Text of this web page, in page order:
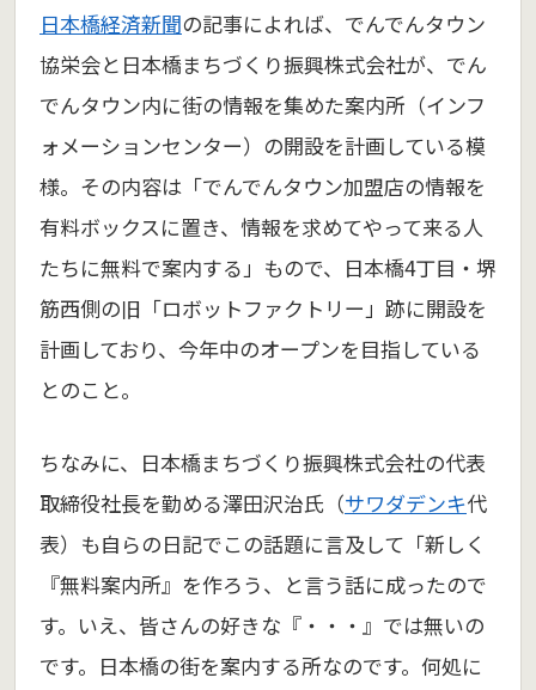
日本橋経済新聞の記事によれば、でんでんタウン
協栄会と日本橋まちづくり振興株式会社が、でん
でんタウン内に街の情報を集めた案内所（インフ
ォメーションセンター）の開設を計画している模
様。その内容は「でんでんタウン加盟店の情報を
有料ボックスに置き、情報を求めてやって来る人
たちに無料で案内する」もので、日本橋4丁目・堺
筋西側の旧「ロボットファクトリー」跡に開設を
計画しており、今年中のオープンを目指している
とのこと。
ちなみに、日本橋まちづくり振興株式会社の代表
取締役社長を勤める澤田沢治氏（サワダデンキ代
表）も自らの日記でこの話題に言及して「新しく
『無料案内所』を作ろう、と言う話に成ったので
す。いえ、皆さんの好きな『・・・』では無いの
です。日本橋の街を案内する所なのです。何処に